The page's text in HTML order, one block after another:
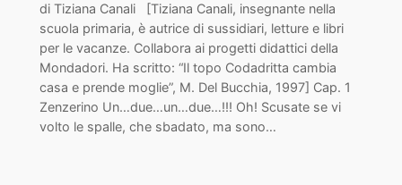
di Tiziana Canali [Tiziana Canali, insegnante nella
scuola primaria, è autrice di sussidiari, letture e libri
per le vacanze. Collabora ai progetti didattici della
Mondadori. Ha scritto: “Il topo Codadritta cambia
casa e prende moglie”, M. Del Bucchia, 1997] Cap. 1
Zenzerino Un…due…un…due…!!! Oh! Scusate se vi
volto le spalle, che sbadato, ma sono…